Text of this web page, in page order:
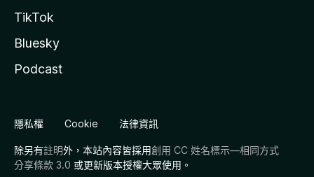
TikTok
Bluesky
Podcast
隱私權 Cookie 法律資訊
除另有註明外，本站內容皆採用創用 CC 姓名標示—相同方式
分享條款 3.0 或更新版本授權大眾使用。